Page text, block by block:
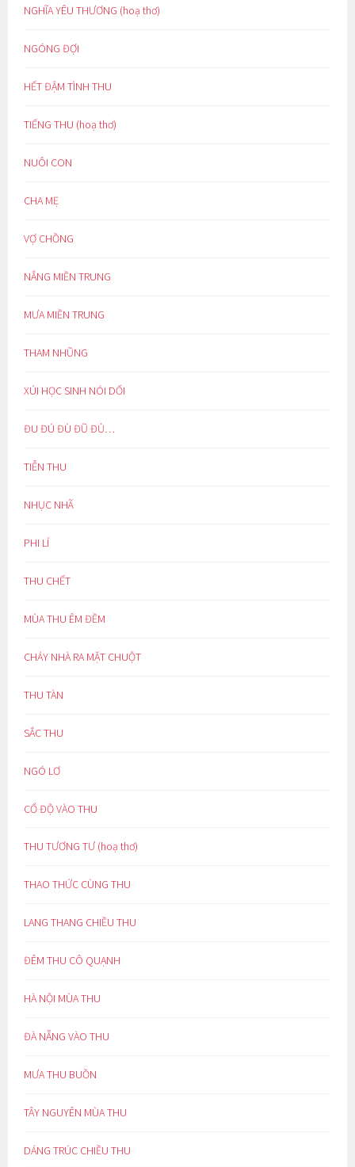
NGHĨA YÊU THƯƠNG (hoạ thơ)
NGÓNG ĐỢI
HẾT ĐẬM TÌNH THU
TIẾNG THU (hoạ thơ)
NUÔI CON
CHA MẸ
VỢ CHỒNG
NẮNG MIỀN TRUNG
MƯA MIỀN TRUNG
THAM NHŨNG
XÚI HỌC SINH NÓI DỐI
ĐU ĐÚ ĐÙ ĐŨ ĐỦ…
TIỄN THU
NHỤC NHÃ
PHI LÍ
THU CHẾT
MÙA THU ÊM ĐỀM
CHÁY NHÀ RA MẶT CHUỘT
THU TÀN
SẮC THU
NGÓ LƠ
CỔ ĐỘ VÀO THU
THU TƯƠNG TƯ (hoạ thơ)
THAO THỨC CÙNG THU
LANG THANG CHIỀU THU
ĐÊM THU CÔ QUẠNH
HÀ NỘI MÙA THU
ĐÀ NẴNG VÀO THU
MƯA THU BUỒN
TÂY NGUYÊN MÙA THU
DÁNG TRÚC CHIỀU THU